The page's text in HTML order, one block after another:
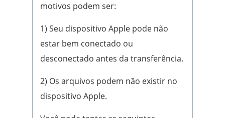
motivos podem ser:
1) Seu dispositivo Apple pode não
estar bem conectado ou
desconectado antes da transferência.
2) Os arquivos podem não existir no
dispositivo Apple.